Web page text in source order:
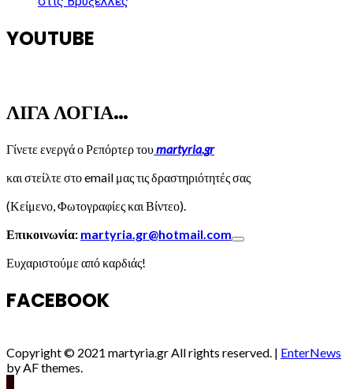
YOUTUBE
ΛΙΓΑ ΛΟΓΙΑ…
Γίνετε ενεργά ο Ρεπόρτερ τουmartyria.gr
και στείλτε στο email μας τις δραστηριότητές σας
(Κείμενο, Φωτογραφίες και Βίντεο).
Επικοινωνία: martyria.gr@hotmail.com
Ευχαριστούμε από καρδιάς!
FACEBOOK
Copyright © 2021 martyria.gr All rights reserved. | EnterNews
by AF themes.